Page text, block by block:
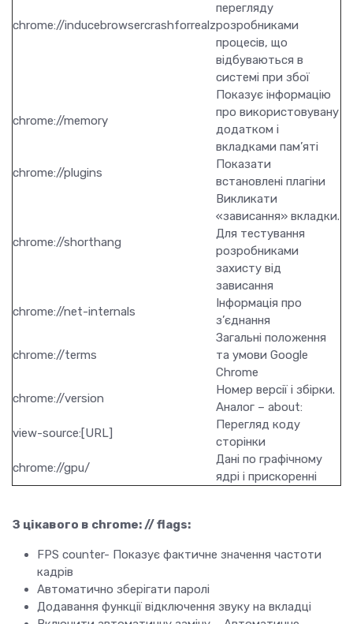
chrome://inducebrowsercrashforrealz
перегляду
розробниками
процесів, що
відбуваються в
системі при збої
chrome://memory
Показує інформацію
про використовувану
додатком і
вкладками пам’яті
chrome://plugins
Показати
встановлені плагіни
chrome://shorthang
Викликати
«зависання» вкладки.
Для тестування
розробниками
захисту від
зависання
chrome://net-internals
Інформація про
з’єднання
chrome://terms
Загальні положення
та умови Google
Chrome
chrome://version
Номер версії і збірки.
Аналог – about:
view-source:[URL]
Перегляд коду
сторінки
chrome://gpu/
Дані по графічному
ядрі і прискоренні
З цікавого в chrome: // flags:
FPS counter- Показує фактичне значення частоти
кадрів
Автоматично зберігати паролі
Додавання функції відключення звуку на вкладці